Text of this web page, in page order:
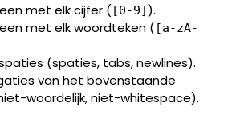
met elk cijfer ([0-9]).
met elk woordteken ([a-zA-
(spaties, tabs, newlines).
van het bovenstaande
woordelijk, niet-whitespace).